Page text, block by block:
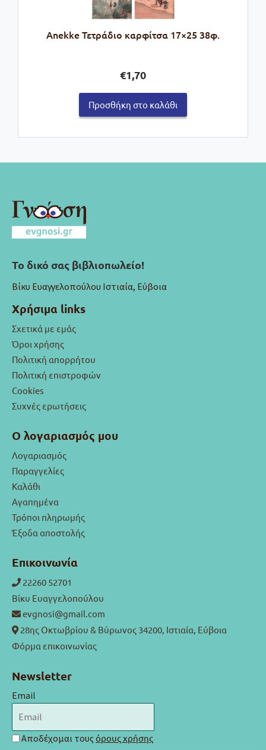
Anekke Τετράδιο καρφίτσα 17×25 38φ.
€1,70
Προσθήκη στο καλάθι
Το δικό σας βιβλιοπωλείο!
Βίκυ Ευαγγελοπούλου Ιστιαία, Εύβοια
Χρήσιμα links
Σχετικά με εμάς
Όροι χρήσης
Πολιτική απορρήτου
Πολιτική επιστροφών
Cookies
Συχνές ερωτήσεις
Ο λογαριασμός μου
Λογαριασμός
Παραγγελίες
Καλάθι
Αγαπημένα
Τρόποι πληρωμής
Έξοδα αποστολής
Επικοινωνία
22260 52701
Βίκυ Ευαγγελοπούλου
evgnosi@gmail.com
28ης Οκτωβρίου & Βύρωνος 34200, Ιστιαία, Εύβοια
Φόρμα επικοινωνίας
Newsletter
Email
Αποδέχομαι τους όρους χρήσης